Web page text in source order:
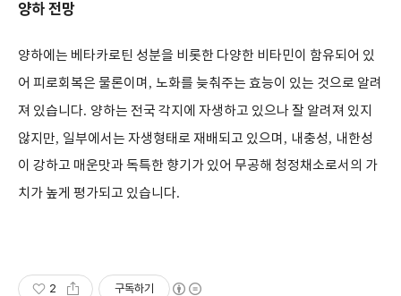
양하 전망
양하에는 베타카로틴 성분을 비롯한 다양한 비타민이 함유되어 있
어 피로회복은 물론이며 , 노화를 늦춰주는 효능이 있는 것으로 알려
져 있습니다. 양하는 전국 각지에 자생하고 있으나 잘 알려져 있지
않지만, 일부에서는 자생형태로 재배되고 있으며 , 내충성, 내한성
이 강하고 매운맛과 독특한 향기가 있어 무공해 청정채소로서의 가
치가 높게 평가되고 있습니다.
2 구독하기